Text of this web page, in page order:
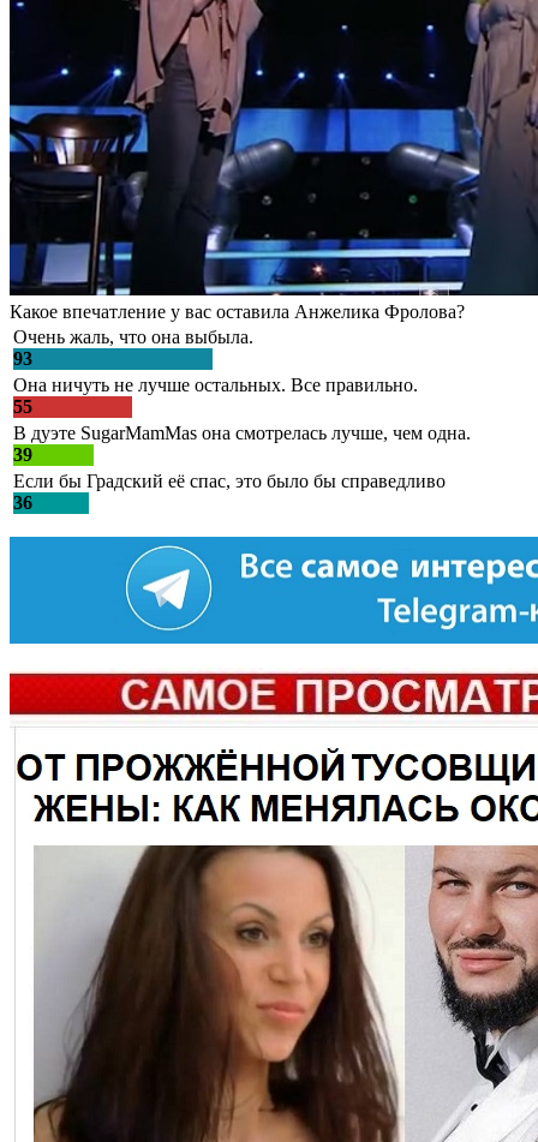
Какое впечатление у вас оставила Анжелика Фролова?
Очень жаль, что она выбыла.
93
Она ничуть не лучше остальных. Все правильно.
55
В дуэте SugarMamMas она смотрелась лучше, чем одна.
39
Если бы Градский её спас, это было бы справедливо
36